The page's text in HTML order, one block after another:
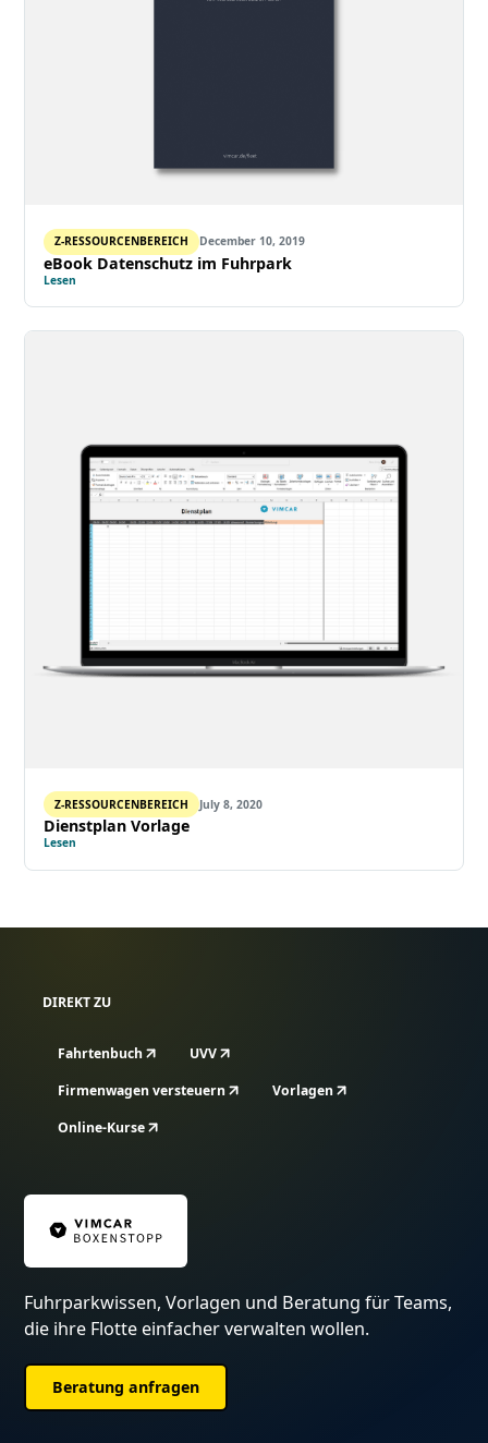
Z-RESSOURCENBEREICH December 10, 2019
eBook Datenschutz im Fuhrpark
Lesen
Z-RESSOURCENBEREICH July 8, 2020
Dienstplan Vorlage
Lesen
DIREKT ZU
Fahrtenbuch
UVV
Firmenwagen versteuern
Vorlagen
Online-Kurse
Fuhrparkwissen, Vorlagen und Beratung für Teams,
die ihre Flotte einfacher verwalten wollen.
Beratung anfragen